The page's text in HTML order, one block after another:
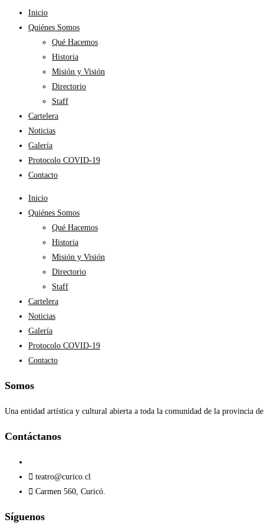
Inicio
Quiénes Somos
Qué Hacemos
Historia
Misión y Visión
Directorio
Staff
Cartelera
Noticias
Galería
Protocolo COVID-19
Contacto
Inicio
Quiénes Somos
Qué Hacemos
Historia
Misión y Visión
Directorio
Staff
Cartelera
Noticias
Galería
Protocolo COVID-19
Contacto
Somos
Una entidad artística y cultural abierta a toda la comunidad de la provincia
Contáctanos​
teatro@curico.cl
Carmen 560, Curicó.
Síguenos